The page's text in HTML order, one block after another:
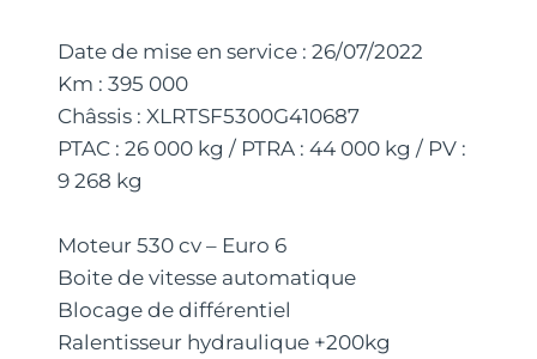
Date de mise en service : 26/07/2022
Km : 395 000
Châssis : XLRTSF5300G410687
PTAC : 26 000 kg / PTRA : 44 000 kg / PV :
9 268 kg
Moteur 530 cv – Euro 6
Boite de vitesse automatique
Blocage de différentiel
Ralentisseur hydraulique +200kg